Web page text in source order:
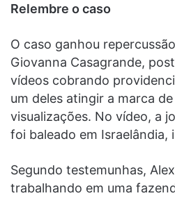
Relembre o caso
O caso ganhou
Giovanna Casagrande,
vídeos cobrando
um deles atingir a marca
visualizações. No vídeo, a
foi baleado em Israelândia,
Segundo testemunhas,
trabalhando em uma